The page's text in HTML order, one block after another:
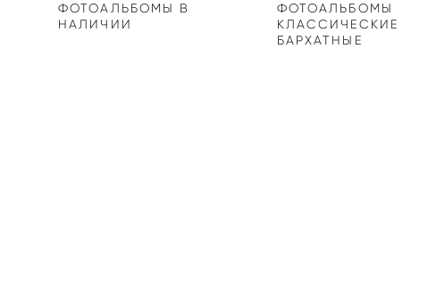
ФОТОАЛЬБОМЫ В
НАЛИЧИИ
ФОТОАЛЬБОМЫ
КЛАССИЧЕСКИЕ
БАРХАТНЫЕ